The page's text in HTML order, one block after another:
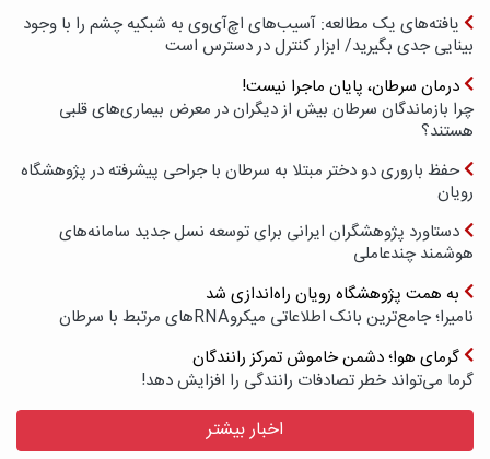
یافته‌های یک مطالعه: آسیب‌های اچ‌آی‌وی به شبکیه چشم را با وجود
بینایی جدی بگیرید/ ابزار کنترل در دسترس است
درمان سرطان، پایان ماجرا نیست!
چرا بازماندگان سرطان بیش از دیگران در معرض بیماری‌های قلبی
هستند؟
حفظ باروری دو دختر مبتلا به سرطان با جراحی پیشرفته در پژوهشگاه
رویان
دستاورد پژوهشگران ایرانی برای توسعه نسل جدید سامانه‌های
هوشمند چندعاملی
به همت پژوهشگاه رویان راه‌اندازی شد
نامیرا؛ جامع‌ترین بانک اطلاعاتی میکروRNAهای مرتبط با سرطان
گرمای هوا؛ دشمن خاموش تمرکز رانندگان
گرما می‌تواند خطر تصادفات رانندگی را افزایش دهد!
اخبار بیشتر